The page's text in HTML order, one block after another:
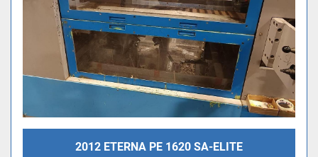
2012 ETERNA PE 1620 SA-ELITE